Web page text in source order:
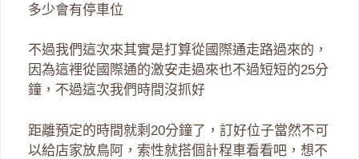
多少會有停車位
不過我們這次來其實是打算從國際通走路過來的，
因為這裡從國際通的激安走過來也不過短短的25分
鐘，不過這次我們時間沒抓好
距離預定的時間就剩20分鐘了，訂好位子當然不可
以給店家放鳥阿，索性就搭個計程車看看吧，想不